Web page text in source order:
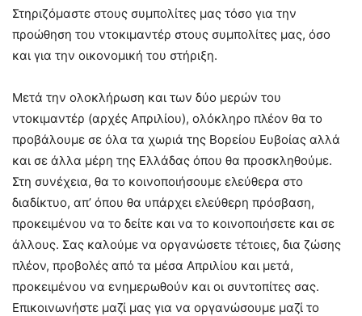
Στηριζόμαστε στους συμπολίτες μας τόσο για την
προώθηση του ντοκιμαντέρ στους συμπολίτες μας, όσο
και για την οικονομική του στήριξη.
Μετά την ολοκλήρωση και των δύο μερών του
ντοκιμαντέρ (αρχές Απριλίου), ολόκληρο πλέον θα το
προβάλουμε σε όλα τα χωριά της Βορείου Ευβοίας αλλά
και σε άλλα μέρη της Ελλάδας όπου θα προσκληθούμε.
Στη συνέχεια, θα το κοινοποιήσουμε ελεύθερα στο
διαδίκτυο, απ’ όπου θα υπάρχει ελεύθερη πρόσβαση,
προκειμένου να το δείτε και να το κοινοποιήσετε και σε
άλλους. Σας καλούμε να οργανώσετε τέτοιες, δια ζώσης
πλέον, προβολές από τα μέσα Απριλίου και μετά,
προκειμένου να ενημερωθούν και οι συντοπίτες σας.
Επικοινωνήστε μαζί μας για να οργανώσουμε μαζί το